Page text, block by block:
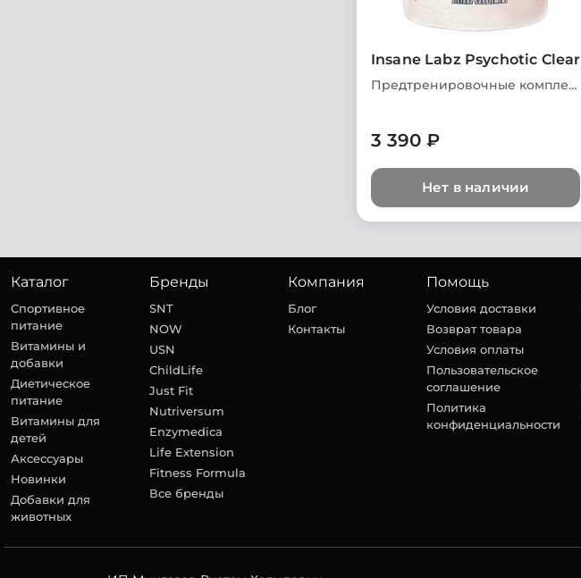
Insane Labz Psychotic Clear
Предтренировочные комплексы
3 390 ₽
Нет в наличии
Каталог
Спортивное
питание
Витамины и
добавки
Диетическое
питание
Витамины для
детей
Аксессуары
Новинки
Добавки для
животных
Бренды
SNT
NOW
USN
ChildLife
Just Fit
Nutriversum
Enzymedica
Life Extension
Fitness Formula
Все бренды
Компания
Блог
Контакты
Помощь
Условия доставки
Возврат товара
Условия оплаты
Пользовательское
соглашение
Политика
конфиденциальности